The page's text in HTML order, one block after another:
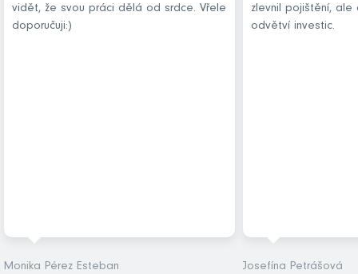
vidět, že svou práci dělá od srdce. Vřele
doporučuji:)
Monika Pérez Esteban
zlevnil pojištění,
odvětví investic.
Josefína Petrášová